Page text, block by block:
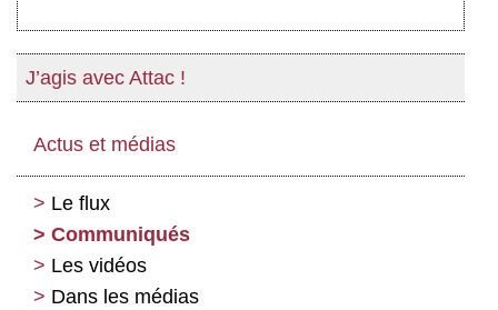
J’agis avec Attac !
Actus et médias
Le flux
Communiqués
Les vidéos
Dans les médias